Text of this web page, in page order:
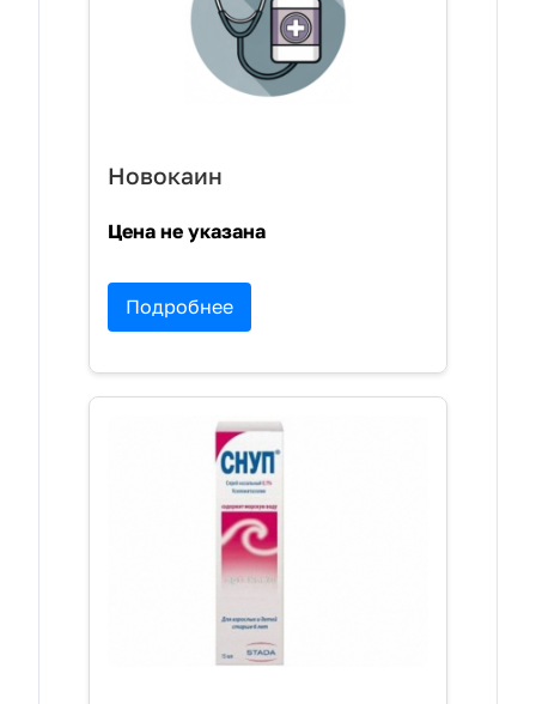
Новокаин
Цена не указана
Подробнее